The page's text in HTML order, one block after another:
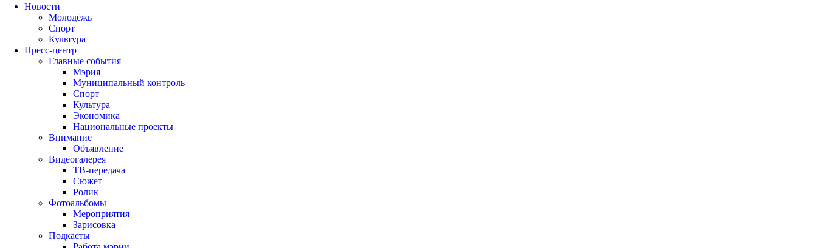
Новости
Молодёжь
Спорт
Культура
Пресс-центр
Главные события
Мэрия
Муниципальный контроль
Спорт
Культура
Экономика
Национальные проекты
Внимание
Объявление
Видеогалерея
ТВ-передача
Сюжет
Ролик
Фотоальбомы
Мероприятия
Зарисовка
Подкасты